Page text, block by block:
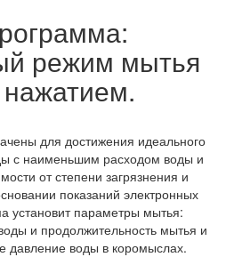
режим мытья
для достижения идеального
с наименьшим расходом воды и
от степени загрязнения и
показаний электронных
установит параметры мытья:
и продолжительность мытья и
давление воды в коромыслах.